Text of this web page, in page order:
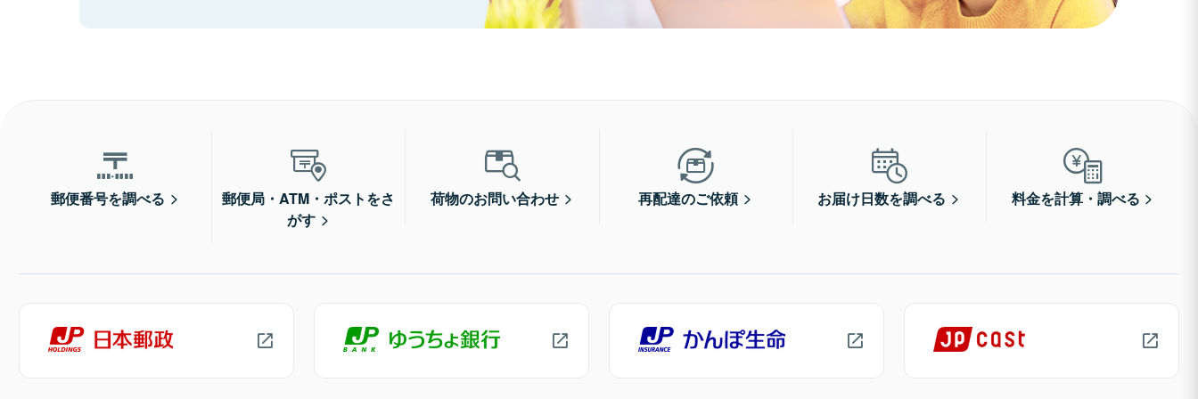
郵便番号を調べる
郵便局・ATM・ポストをさ
がす
荷物のお問い合わせ 再配達のご依頼 お届け日数を調べる 料金を計算・調べる